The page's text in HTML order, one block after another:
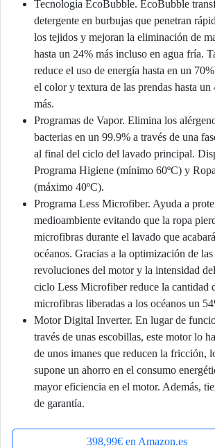
Tecnología EcoBubble. EcoBubble
detergente en burbujas que penetran
los tejidos y mejoran la eliminación de
hasta un 24% más incluso en agua fría.
reduce el uso de energía hasta en un
el color y textura de las prendas hasta un
más.
Programas de Vapor. Elimina los
bacterias en un 99.9% a través de una
al final del ciclo del lavado principal.
Programa Higiene (mínimo 60ºC) y
(máximo 40ºC).
Programa Less Microfiber. Ayuda a
medioambiente evitando que la ropa
microfibras durante el lavado que
océanos. Gracias a la optimización de las
revoluciones del motor y la intensidad
ciclo Less Microfiber reduce la cantidad
microfibras liberadas a los océanos un
Motor Digital Inverter. En lugar de
través de unas escobillas, este motor lo
de unos imanes que reducen la fricción,
supone un ahorro en el consumo
mayor eficiencia en el motor. Además,
de garantía.
398,99€ en Amazon.es